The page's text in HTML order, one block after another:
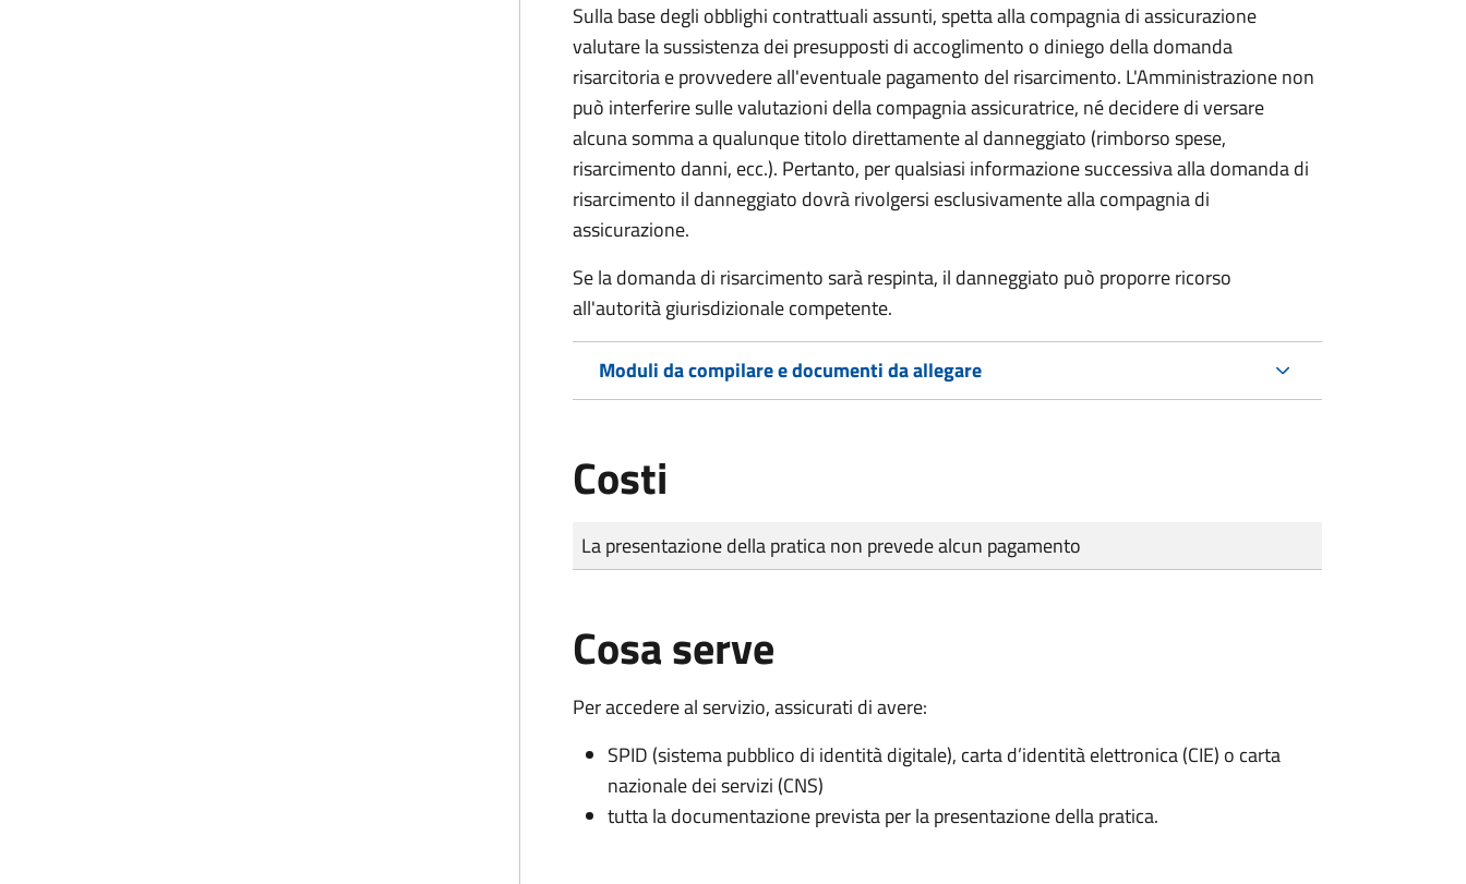
Sulla base degli obblighi contrattuali assunti, spetta alla compagnia di assicurazione
valutare la sussistenza dei presupposti di accoglimento o diniego della domanda
risarcitoria e provvedere all'eventuale pagamento del risarcimento. L'Amministrazione non
può interferire sulle valutazioni della compagnia assicuratrice, né decidere di versare
alcuna somma a qualunque titolo direttamente al danneggiato (rimborso spese,
risarcimento danni, ecc.). Pertanto, per qualsiasi informazione successiva alla domanda di
risarcimento il danneggiato dovrà rivolgersi esclusivamente alla compagnia di
assicurazione.
Se la domanda di risarcimento sarà respinta, il danneggiato può proporre ricorso
all'autorità giurisdizionale competente.
Moduli da compilare e documenti da allegare
Costi
Tipo di pagamento
Importo
La presentazione della pratica non prevede alcun pagamento
Cosa serve
Per accedere al servizio, assicurati di avere:
SPID (sistema pubblico di identità digitale), carta d’identità elettronica (CIE) o carta
nazionale dei servizi (CNS)
tutta la documentazione prevista per la presentazione della pratica.